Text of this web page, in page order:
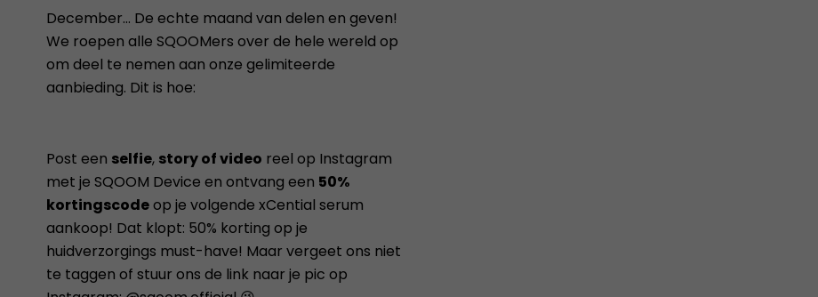
December… De echte maand van delen en geven!
We roepen alle SQOOMers over de hele wereld op
om deel te nemen aan onze gelimiteerde
aanbieding. Dit is hoe:
Post een selfie, story of video reel op Instagram
met je SQOOM Device en ontvang een 50%
kortingscodeop je volgende xCential serum
aankoop! Dat klopt: 50% korting op je
huidverzorgings must-have! Maar vergeet ons niet
te taggen of stuur ons de link naar je pic op